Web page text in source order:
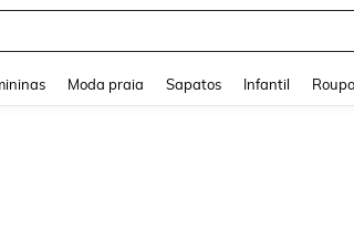
Moda praia Sapatos Infantil